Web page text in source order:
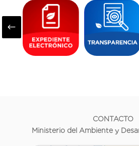
#
CONTACTO
Ministerio del Ambiente y